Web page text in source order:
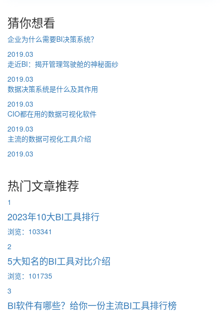
猜你想看
企业为什么需要BI决策系统？
2019.03
走近BI：揭开管理驾驶舱的神秘面纱
2019.03
数据决策系统是什么及其作用
2019.03
CIO都在用的数据可视化软件
2019.03
主流的数据可视化工具介绍
2019.03
热门文章推荐
1
2023年10大BI工具排行
浏览：103341
2
5大知名的BI工具对比介绍
浏览：101735
3
BI软件有哪些？给你一份主流BI工具排行榜